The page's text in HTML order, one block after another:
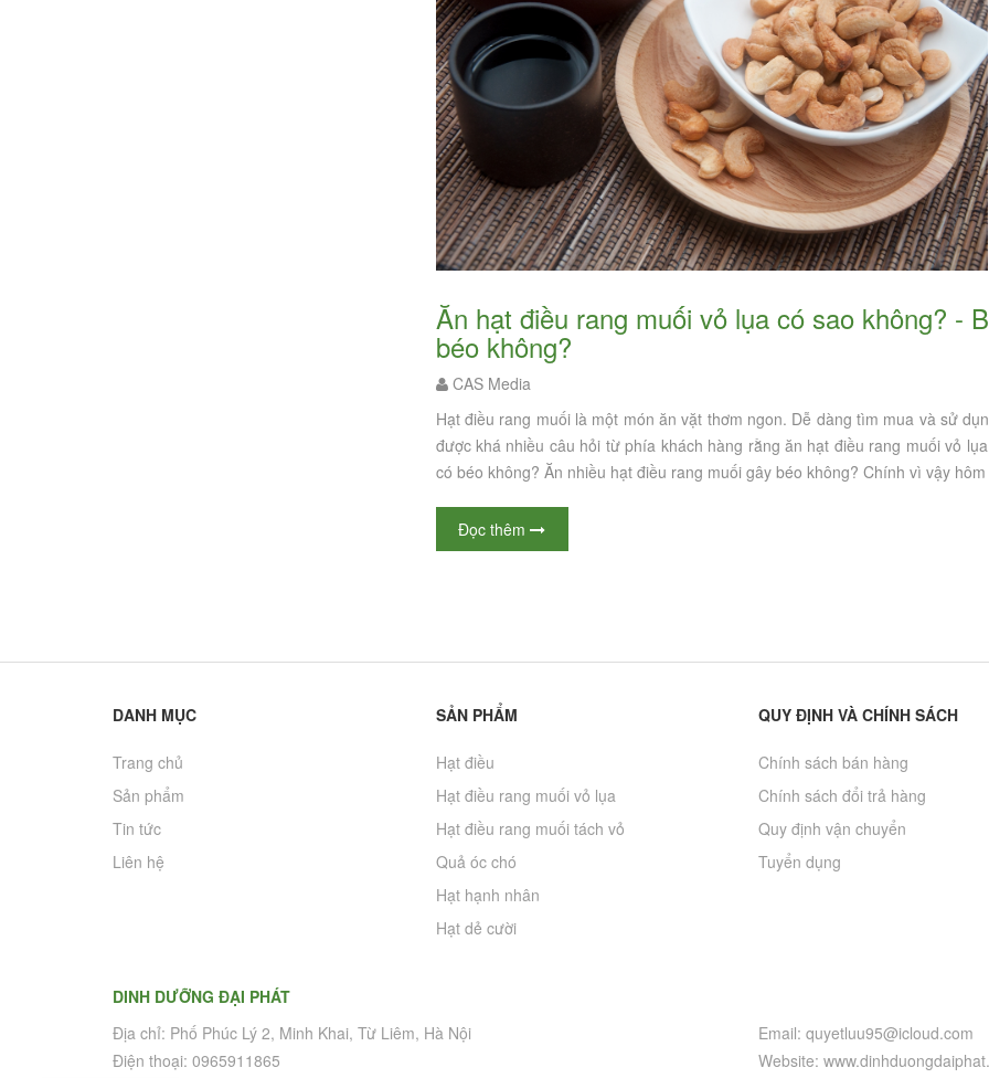
Ăn hạt điều rang muối vỏ lụa có sao không? - Buổi tối ăn hạt điều rang muối có
béo không?
CAS Media
Hạt điều rang muối là một món ăn vặt thơm ngon. Dễ dàng tìm mua và sử
được khá nhiều câu hỏi từ phía khách hàng rằng ăn hạt điều rang muối vỏ
có béo không? Ăn nhiều hạt điều rang muối gây béo không? Chính vì vậy
Đọc thêm
DANH MỤC
Trang chủ
Sản phẩm
Tin tức
Liên hệ
SẢN PHẨM
Hạt điều
Hạt điều rang muối vỏ lụa
Hạt điều rang muối tách vỏ
Quả óc chó
Hạt hạnh nhân
Hạt dẻ cười
QUY ĐỊNH VÀ CHÍNH SÁCH
Chính sách bán hàng
Chính sách đổi trả hàng
Quy định vận chuyển
Tuyển dụng
DINH DƯỠNG ĐẠI PHÁT
Địa chỉ: Phố Phúc Lý 2, Minh Khai, Từ Liêm, Hà Nội
Điện thoại: 0965911865
Email: quyetluu95@icloud.com
Website: